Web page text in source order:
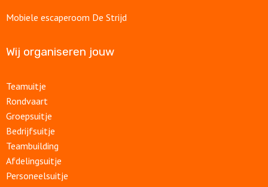
Mobiele escaperoom De Strijd
Wij organiseren jouw
Teamuitje
Rondvaart
Groepsuitje
Bedrijfsuitje
Teambuilding
Afdelingsuitje
Personeelsuitje